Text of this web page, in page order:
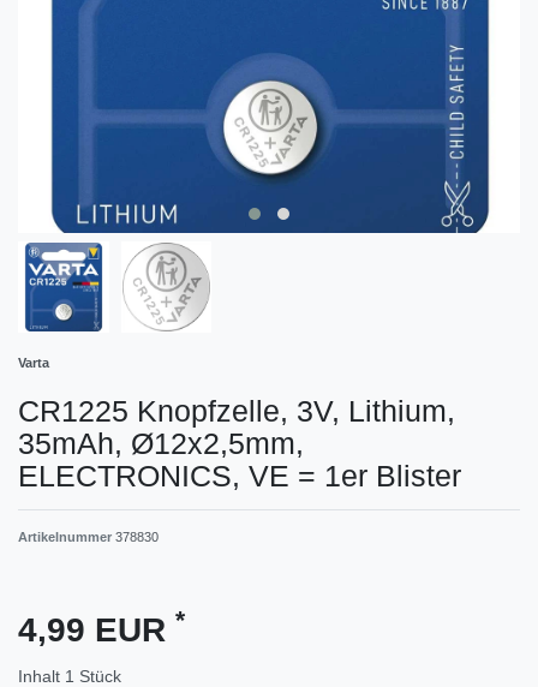
Varta
CR1225 Knopfzelle, 3V, Lithium,
35mAh, Ø12x2,5mm,
ELECTRONICS, VE = 1er Blister
Artikelnummer 378830
4,99 EUR *
Inhalt 1 Stück